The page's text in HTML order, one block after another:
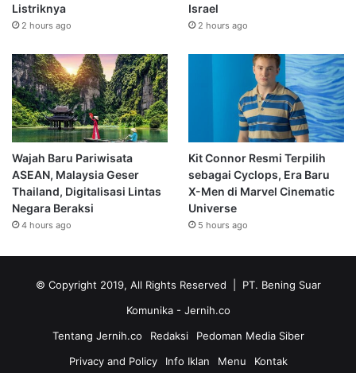
Listriknya
2 hours ago
Israel
2 hours ago
Wajah Baru Pariwisata
ASEAN, Malaysia Geser
Thailand, Digitalisasi Lintas
Negara Beraksi
4 hours ago
Kit Connor Resmi Terpilih
sebagai Cyclops, Era Baru
X-Men di Marvel Cinematic
Universe
5 hours ago
© Copyright 2019, All Rights Reserved | PT. Bening Suar
Komunika - Jernih.co
Tentang Jernih.co
Redaksi
Pedoman Media Siber
Privacy and Policy
Info Iklan Menu Kontak